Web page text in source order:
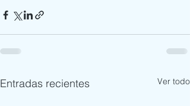
Entradas recientes Ver todo